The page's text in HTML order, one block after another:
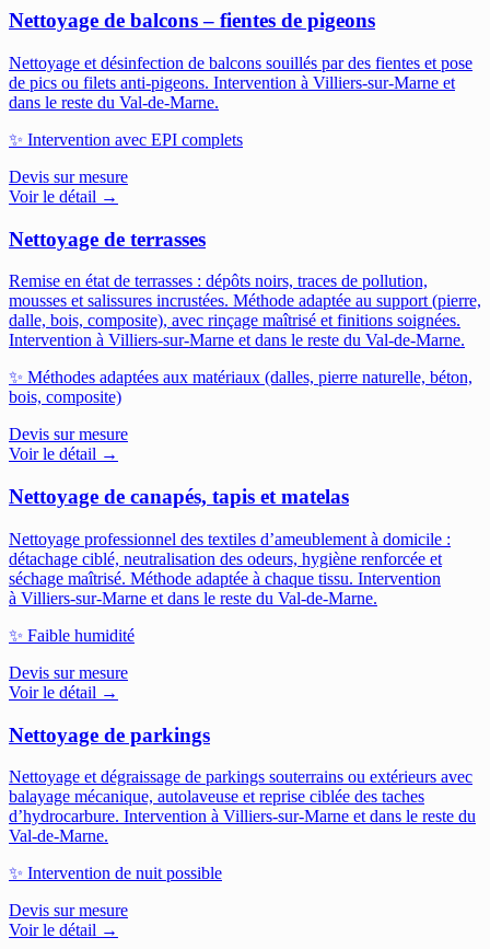
Nettoyage de balcons – fientes de pigeons
Nettoyage et désinfection de balcons souillés par des fientes et pose
de pics ou filets anti-pigeons. Intervention à Villiers-sur-Marne et
dans le reste du Val-de-Marne.
✨ Intervention avec EPI complets
Devis sur mesure
Voir le détail →
Nettoyage de terrasses
Remise en état de terrasses : dépôts noirs, traces de pollution,
mousses et salissures incrustées. Méthode adaptée au support (pierre,
dalle, bois, composite), avec rinçage maîtrisé et finitions soignées.
Intervention à Villiers-sur-Marne et dans le reste du Val-de-Marne.
✨ Méthodes adaptées aux matériaux (dalles, pierre naturelle, béton,
bois, composite)
Devis sur mesure
Voir le détail →
Nettoyage de canapés, tapis et matelas
Nettoyage professionnel des textiles d’ameublement à domicile :
détachage ciblé, neutralisation des odeurs, hygiène renforcée et
séchage maîtrisé. Méthode adaptée à chaque tissu. Intervention
à Villiers-sur-Marne et dans le reste du Val-de-Marne.
✨ Faible humidité
Devis sur mesure
Voir le détail →
Nettoyage de parkings
Nettoyage et dégraissage de parkings souterrains ou extérieurs avec
balayage mécanique, autolaveuse et reprise ciblée des taches
d’hydrocarbure. Intervention à Villiers-sur-Marne et dans le reste du
Val-de-Marne.
✨ Intervention de nuit possible
Devis sur mesure
Voir le détail →